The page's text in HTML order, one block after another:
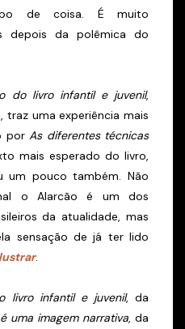
de coisa. É muito
depois da polêmica do
do livro infantil e juvenil,
traz uma experiência mais
por As diferentes técnicas
mais esperado do livro,
um pouco também. Não
o Alarcão é um dos
da atualidade, mas
sensação de já ter lido
.
livro infantil e juvenil, da
uma imagem narrativa , da